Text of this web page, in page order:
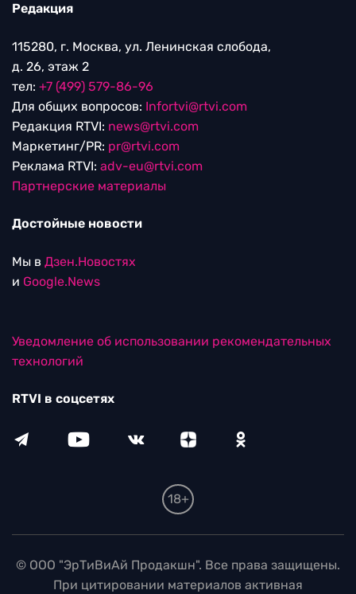
Редакция
115280, г. Москва, ул. Ленинская слобода,
д. 26, этаж 2
тел: +7 (499) 579-86-96
Для общих вопросов: Infortvi@rtvi.com
Редакция RTVI: news@rtvi.com
Маркетинг/PR: pr@rtvi.com
Реклама RTVI: adv-eu@rtvi.com
Партнерские материалы
Достойные новости
Мы в Дзен.Новостях
и Google.News
Уведомление об использовании рекомендательных
технологий
RTVI в соцсетях
18+
© ООО "ЭрТиВиАй Продакшн". Все права защищены.
При цитировании материалов активная